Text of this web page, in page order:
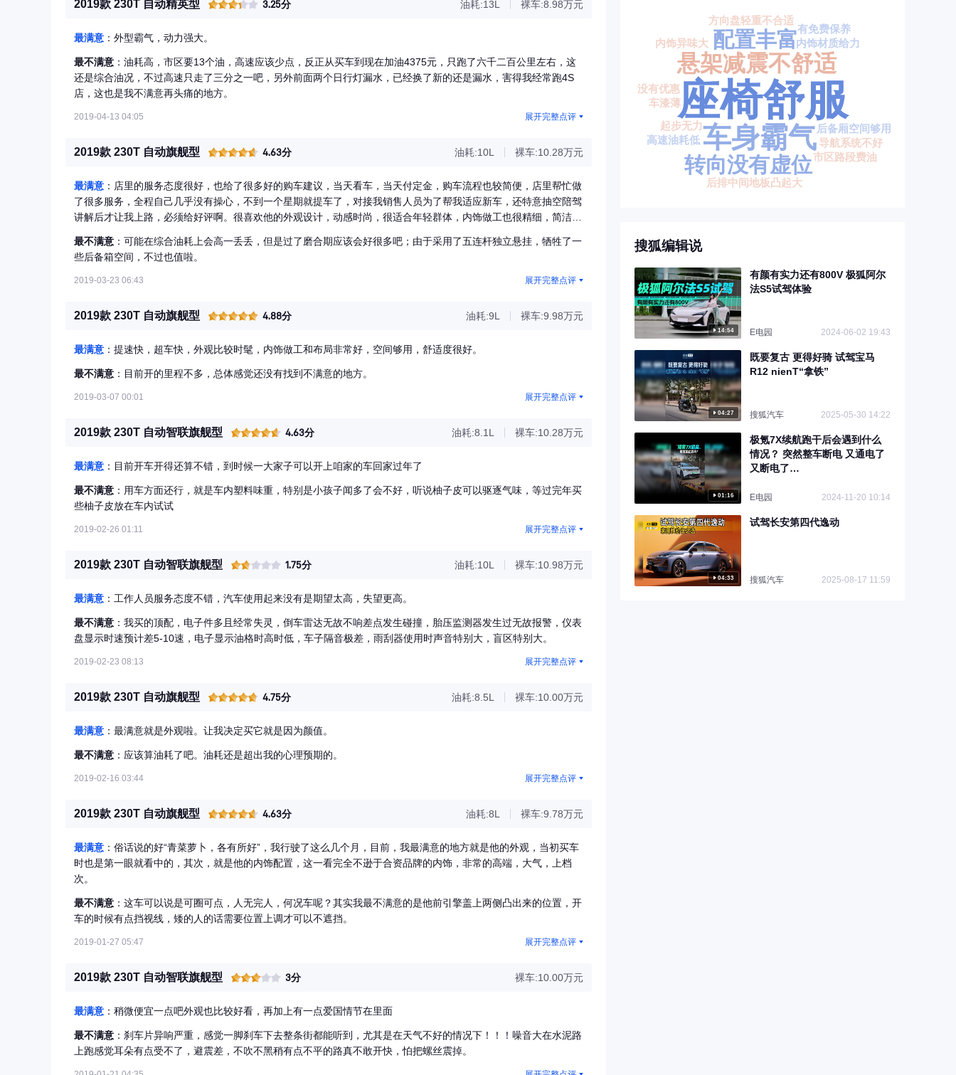
2019款 230T 自动精英型 3.25分 油耗:13L 裸车:8.98万元
最满意 ：外型霸气，动力强大。
最不满意 ：油耗高，市区要13个油，高速应该少点，反正从买车到现在加油4375元，只跑了六千二百公里左右，这
还是综合油况，不过高速只走了三分之一吧，另外前面两个日行灯漏水，已经换了新的还是漏水，害得我经常跑4S
店，这也是我不满意再头痛的地方。
2019-04-13 04:05 展开完整点评
2019款 230T 自动旗舰型 4.63分 油耗:10L 裸车:10.28万元
最满意 ：店里的服务态度很好，也给了很多好的购车建议，当天看车，当天付定金，购车流程也较简便，店里帮忙做
了很多服务，全程自己几乎没有操心，不到一个星期就提车了，对接我销售人员为了帮我适应新车，还特意抽空陪驾
讲解后才让我上路，必须给好评啊。很喜欢他的外观设计，动感时尚，很适合年轻群体，内饰做工也很精细，简洁大
好的辅助停车以及察觉周边啊，很实用的功能；全景天窗也是出齐的大，很有感觉；五连杆独立悬挂越野应该会杠杠
的吧（还没越野过，哈哈）。
最不满意 ：可能在综合油耗上会高一丢丢，但是过了磨合期应该会好很多吧；由于采用了五连杆独立悬挂，牺牲了一
些后备箱空间，不过也值啦。
2019-03-23 06:43 展开完整点评
2019款 230T 自动旗舰型 4.88分 油耗:9L 裸车:9.98万元
最满意 ：提速快，超车快，外观比较时髦，内饰做工和布局非常好，空间够用，舒适度很好。
最不满意 ：目前开的里程不多，总体感觉还没有找到不满意的地方。
2019-03-07 00:01 展开完整点评
2019款 230T 自动智联旗舰型 4.63分 油耗:8.1L 裸车:10.28万元
最满意 ：目前开车开得还算不错，到时候一大家子可以开上咱家的车回家过年了
最不满意 ：用车方面还行，就是车内塑料味重，特别是小孩子闻多了会不好，听说柚子皮可以驱逐气味，等过完年买
些柚子皮放在车内试试
2019-02-26 01:11 展开完整点评
2019款 230T 自动智联旗舰型 1.75分 油耗:10L 裸车:10.98万元
最满意 ：工作人员服务态度不错，汽车使用起来没有是期望太高，失望更高。
最不满意 ：我买的顶配，电子件多且经常失灵，倒车雷达无故不响差点发生碰撞，胎压监测器发生过无故报警，仪表
盘显示时速预计差5-10速，电子显示油格时高时低，车子隔音极差，雨刮器使用时声音特别大，盲区特别大。
2019-02-23 08:13 展开完整点评
2019款 230T 自动旗舰型 4.75分 油耗:8.5L 裸车:10.00万元
最满意 ：最满意就是外观啦。让我决定买它就是因为颜值。
最不满意 ：应该算油耗了吧。油耗还是超出我的心理预期的。
2019-02-16 03:44 展开完整点评
2019款 230T 自动旗舰型 4.63分 油耗:8L 裸车:9.78万元
最满意 ：俗话说的好“青菜萝卜，各有所好”，我行驶了这么几个月，目前，我最满意的地方就是他的外观，当初买车
时也是第一眼就看中的，其次，就是他的内饰配置，这一看完全不逊于合资品牌的内饰，非常的高端，大气，上档
次。
最不满意 ：这车可以说是可圈可点，人无完人，何况车呢？其实我最不满意的是他前引擎盖上两侧凸出来的位置，开
车的时候有点挡视线，矮的人的话需要位置上调才可以不遮挡。
2019-01-27 05:47 展开完整点评
2019款 230T 自动智联旗舰型 3分 裸车:10.00万元
最满意 ：稍微便宜一点吧外观也比较好看，再加上有一点爱国情节在里面
最不满意 ：刹车片异响严重，感觉一脚刹车下去整条街都能听到，尤其是在天气不好的情况下！！！噪音大在水泥路
上跑感觉耳朵有点受不了，避震差，不吹不黑稍有点不平的路真不敢开快，怕把螺丝震掉。
搜狐编辑说
14:54
有颜有实力还有800V 极狐阿尔
法S5试驾体验
E电园 2024-06-02 19:43
04:27
既要复古 更得好骑 试驾宝马
R12 nienT“拿铁”
搜狐汽车 2025-05-30 14:22
01:16
极氪7X续航跑干后会遇到什么
情况？ 突然整车断电 又通电了
又断电了…
E电园 2024-11-20 10:14
04:33
试驾长安第四代逸动
搜狐汽车 2025-08-17 11:59